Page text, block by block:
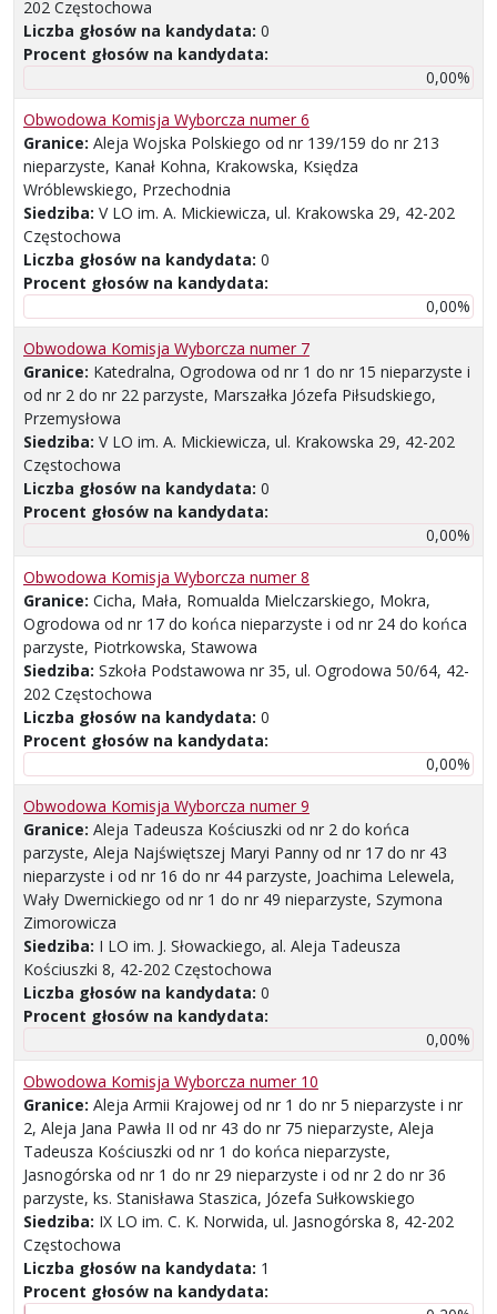
202 Częstochowa
Liczba głosów na kandydata: 0
Procent głosów na kandydata:
0,00%
Obwodowa Komisja Wyborcza numer 6
Granice: Aleja Wojska Polskiego od nr 139/159 do nr 213
nieparzyste, Kanał Kohna, Krakowska, Księdza
Wróblewskiego, Przechodnia
Siedziba: V LO im. A. Mickiewicza, ul. Krakowska 29, 42-202
Częstochowa
Liczba głosów na kandydata: 0
Procent głosów na kandydata:
0,00%
Obwodowa Komisja Wyborcza numer 7
Granice: Katedralna, Ogrodowa od nr 1 do nr 15 nieparzyste i
od nr 2 do nr 22 parzyste, Marszałka Józefa Piłsudskiego,
Przemysłowa
Siedziba: V LO im. A. Mickiewicza, ul. Krakowska 29, 42-202
Częstochowa
Liczba głosów na kandydata: 0
Procent głosów na kandydata:
0,00%
Obwodowa Komisja Wyborcza numer 8
Granice: Cicha, Mała, Romualda Mielczarskiego, Mokra,
Ogrodowa od nr 17 do końca nieparzyste i od nr 24 do końca
parzyste, Piotrkowska, Stawowa
Siedziba: Szkoła Podstawowa nr 35, ul. Ogrodowa 50/64, 42-
202 Częstochowa
Liczba głosów na kandydata: 0
Procent głosów na kandydata:
0,00%
Obwodowa Komisja Wyborcza numer 9
Granice: Aleja Tadeusza Kościuszki od nr 2 do końca
parzyste, Aleja Najświętszej Maryi Panny od nr 17 do nr 43
nieparzyste i od nr 16 do nr 44 parzyste, Joachima Lelewela,
Wały Dwernickiego od nr 1 do nr 49 nieparzyste, Szymona
Zimorowicza
Siedziba: I LO im. J. Słowackiego, al. Aleja Tadeusza
Kościuszki 8, 42-202 Częstochowa
Liczba głosów na kandydata: 0
Procent głosów na kandydata:
0,00%
Obwodowa Komisja Wyborcza numer 10
Granice: Aleja Armii Krajowej od nr 1 do nr 5 nieparzyste i nr
2, Aleja Jana Pawła II od nr 43 do nr 75 nieparzyste, Aleja
Tadeusza Kościuszki od nr 1 do końca nieparzyste,
Jasnogórska od nr 1 do nr 29 nieparzyste i od nr 2 do nr 36
parzyste, ks. Stanisława Staszica, Józefa Sułkowskiego
Siedziba: IX LO im. C. K. Norwida, ul. Jasnogórska 8, 42-202
Częstochowa
Liczba głosów na kandydata: 1
Procent głosów na kandydata: